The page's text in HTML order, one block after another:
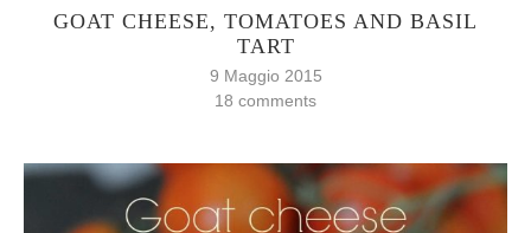
GOAT CHEESE, TOMATOES AND BASIL
TART
9 Maggio 2015
18 comments